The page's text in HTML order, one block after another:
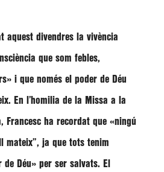
aquest divendres la vivència
que som febles,
i que només el poder de Déu
En l’homilia de la Missa a la
Francesc ha recordat que «ningú
mateix”, ja que tots tenim
de Déu» per ser salvats. El